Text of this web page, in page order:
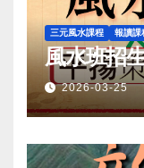
三元風水課程 報讀課
風水班招
2026-03-25